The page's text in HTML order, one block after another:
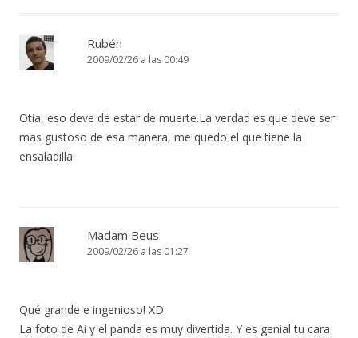
Rubén
2009/02/26 a las 00:49
Otia, eso deve de estar de muerte.La verdad es que deve ser
mas gustoso de esa manera, me quedo el que tiene la
ensaladilla
Madam Beus
2009/02/26 a las 01:27
Qué grande e ingenioso! XD
La foto de Ai y el panda es muy divertida. Y es genial tu cara